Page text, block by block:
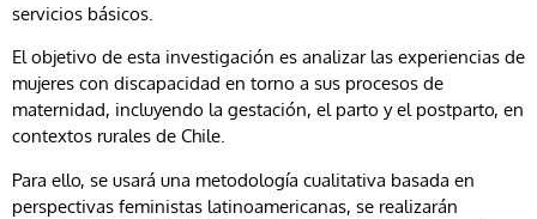
servicios básicos.
El objetivo de esta investigación es analizar las experiencias de
mujeres con discapacidad en torno a sus procesos de
maternidad, incluyendo la gestación, el parto y el postparto, en
contextos rurales de Chile.
Para ello, se usará una metodología cualitativa basada en
perspectivas feministas latinoamericanas, se realizarán